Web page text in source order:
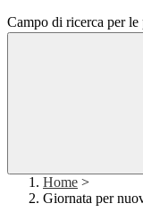
Campo di ricerca per le
Home >
Giornata per